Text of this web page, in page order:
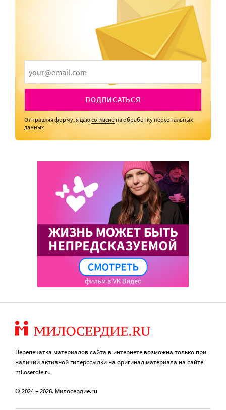
ПОДПИСАТЬСЯ
Отправляя форму, я даюсогласие на обработку персональных
данных
Перепечатка материалов сайта в интернете возможна только при
наличии активной гиперссылки на оригинал материала на сайте
miloserdie.ru
© 2024 – 2026. Милосердие.ru